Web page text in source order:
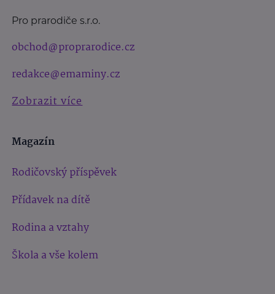
Pro prarodiče s.r.o.
obchod@proprarodice.cz
redakce@emaminy.cz
Zobrazit více
Magazín
Rodičovský příspěvek
Přídavek na dítě
Rodina a vztahy
Škola a vše kolem